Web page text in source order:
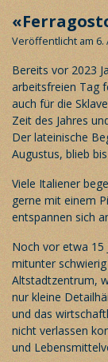
Veröffentlicht am 6.
Bereits vor 2023
arbeitsfreien Tag
auch für die
Zeit des Jahres
Der lateinische
Augustus, blieb
Viele Italiener
gerne mit einem
entspannen sich
Noch vor etwa 15
mitunter
Altstadtzentrum,
nur kleine
und das
nicht verlassen
und